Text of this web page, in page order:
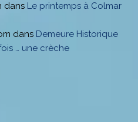
dans Le printemps à Colmar
dans Demeure Historique
… une crèche